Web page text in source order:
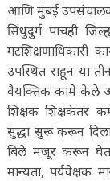
आणि मुंबई उपसंचालक
सिंधुदुर्ग पाचही
गटशिक्षणाधिकारी
उपस्थित राहून या
वैयक्तिक कामे केले
शिक्षक शिक्षकेतर
सुद्धा सुरू करून
बिले मंजूर करून
मान्यता, पर्यवेक्षक